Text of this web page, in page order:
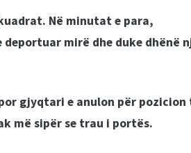
Në minutat e para,
mirë dhe duke dhënë
gjyqtari e anulon për pozicion
më sipër se trau i portës.